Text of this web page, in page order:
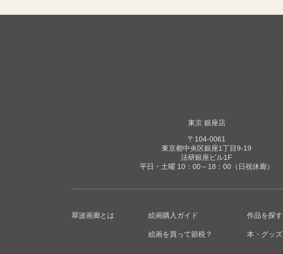
東京 銀座店
〒104-0061
東京都中央区銀座1丁目9-19
法研銀座ビル1F
平日・土曜 10：00～18：00（日祝休廊）
翠波画廊とは 絵画購入ガイド
絵画を買って節税？
作品を探す
本・グッズ